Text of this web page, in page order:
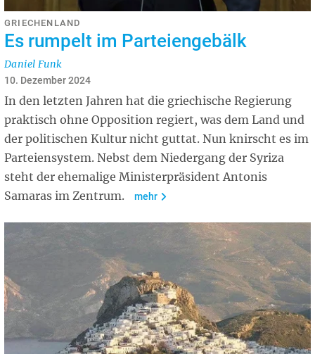
GRIECHENLAND
Es rumpelt im Parteiengebälk
Daniel Funk
10. Dezember 2024
In den letzten Jahren hat die griechische Regierung
praktisch ohne Opposition regiert, was dem Land und
der politischen Kultur nicht guttat. Nun knirscht es im
Parteiensystem. Nebst dem Niedergang der Syriza
steht der ehemalige Ministerpräsident Antonis
Samaras im Zentrum.
mehr